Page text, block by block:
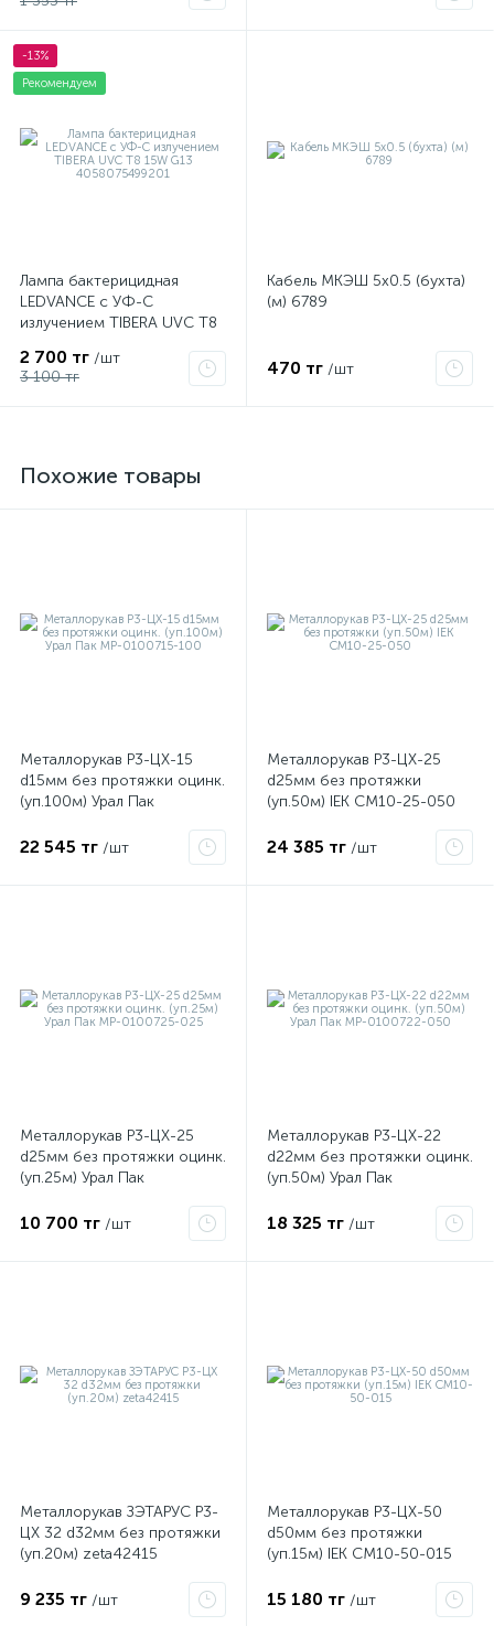
-13%
Рекомендуем
Лампа бактерицидная
LEDVANCE с УФ-С
излучением TIBERA UVC T8
2 700 тг /шт
3 100 тг
Кабель МКЭШ 5х0.5 (бухта)
(м) 6789
470 тг /шт
Похожие товары
Металлорукав Р3-ЦХ-15
d15мм без протяжки оцинк.
(уп.100м) Урал Пак
22 545 тг /шт
Металлорукав Р3-ЦХ-25
d25мм без протяжки
(уп.50м) IEK CM10-25-050
24 385 тг /шт
Металлорукав Р3-ЦХ-25
d25мм без протяжки оцинк.
(уп.25м) Урал Пак
10 700 тг /шт
Металлорукав Р3-ЦХ-22
d22мм без протяжки оцинк.
(уп.50м) Урал Пак
18 325 тг /шт
Металлорукав ЗЭТАРУС Р3-
ЦХ 32 d32мм без протяжки
(уп.20м) zeta42415
9 235 тг /шт
Металлорукав Р3-ЦХ-50
d50мм без протяжки
(уп.15м) IEK CM10-50-015
15 180 тг /шт